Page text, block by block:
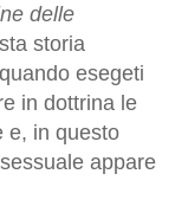
delle
storia
esegeti
in dottrina le
e, in questo
appare